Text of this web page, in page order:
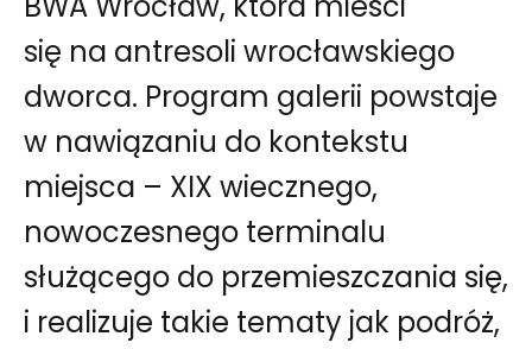
się na antresoli wrocławskiego
dworca. Program galerii powstaje
w nawiązaniu do kontekstu
miejsca – XIX wiecznego,
nowoczesnego terminalu
służącego do przemieszczania się,
i realizuje takie tematy jak podróż,